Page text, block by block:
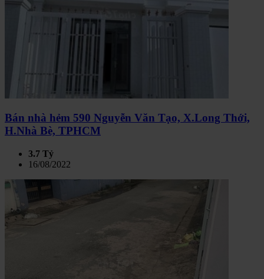
Bán nhà hẻm 590 Nguyễn Văn Tạo, X.Long Thới,
H.Nhà Bè, TPHCM
3.7 Tỷ
16/08/2022